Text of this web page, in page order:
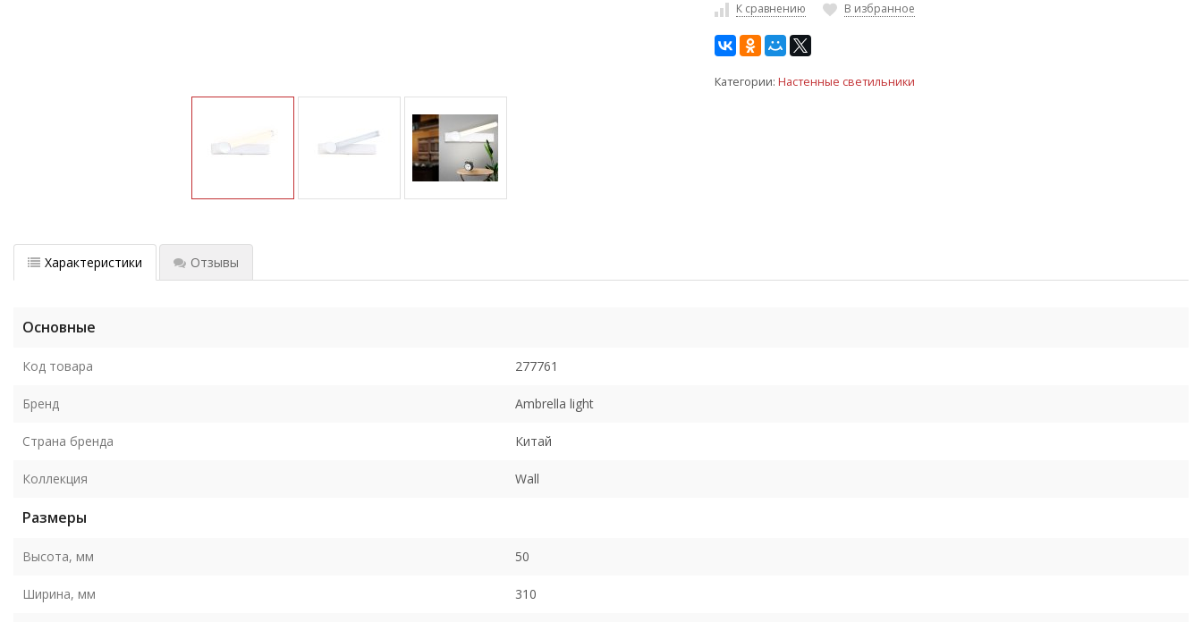
К сравнению В избранное
Категории: Настенные светильники
Характеристики Отзывы
Основные
Код товара 277761
Бренд Ambrella light
Страна бренда Китай
Коллекция Wall
Размеры
Высота, мм 50
Ширина, мм 310